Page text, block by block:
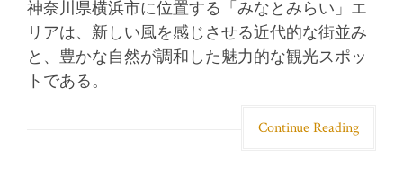
神奈川県横浜市に位置する「みなとみらい」エ
リアは、新しい風を感じさせる近代的な街並み
と、豊かな自然が調和した魅力的な観光スポッ
トである。
Continue Reading